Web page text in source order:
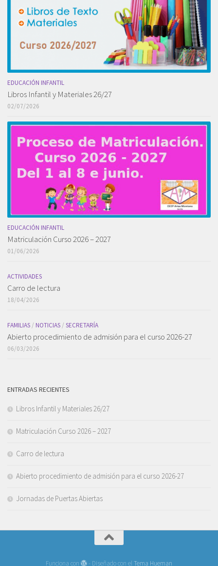
EDUCACIÓN INFANTIL
Libros Infantil y Materiales 26/27
02/07/2026
EDUCACIÓN INFANTIL
Matriculación Curso 2026 – 2027
01/06/2026
ACTIVIDADES
Carro de lectura
18/04/2026
FAMILIAS / NOTICIAS / SECRETARÍA
Abierto procedimiento de admisión para el curso 2026-27
06/03/2026
ENTRADAS RECIENTES
Libros Infantil y Materiales 26/27
Matriculación Curso 2026 – 2027
Carro de lectura
Abierto procedimiento de admisión para el curso 2026-27
Jornadas de Puertas Abiertas
Funciona con - Diseñado con elTema Hueman